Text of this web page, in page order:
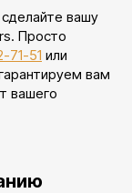
вашу
Просто
71-51 или
вам
вашего